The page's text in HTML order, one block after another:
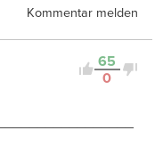
Kommentar melden
65
0